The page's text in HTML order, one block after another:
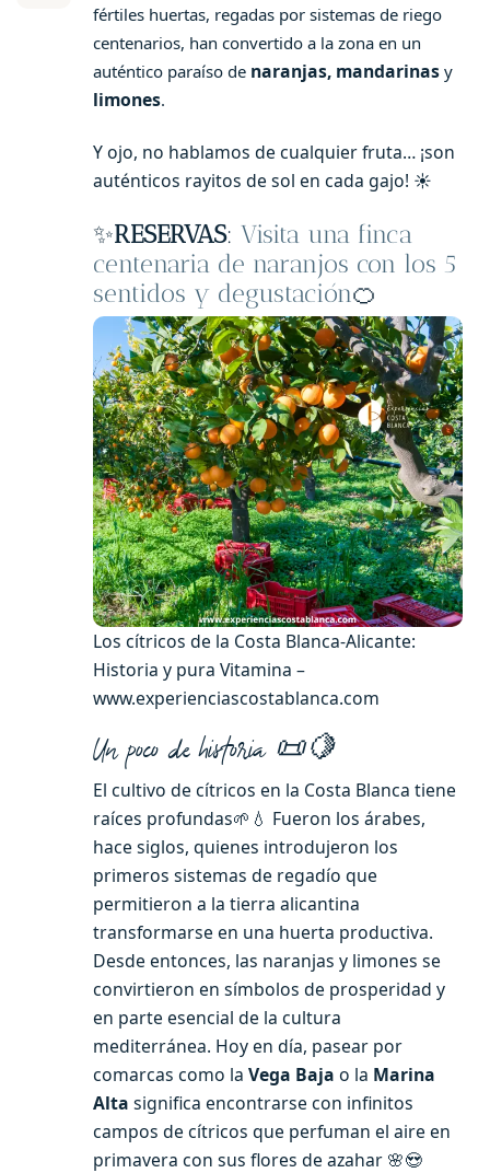
fértiles huertas, regadas por sistemas de riego
centenarios, han convertido a la zona en un
auténtico paraíso de naranjas, mandarinas y
limones.
Y ojo, no hablamos de cualquier fruta… ¡son
auténticos rayitos de sol en cada gajo! ☀️
✨RESERVAS: Visita una finca
centenaria de naranjos con los 5
sentidos y degustación🍊
Los cítricos de la Costa Blanca-Alicante:
Historia y pura Vitamina –
www.experienciascostablanca.com
Un poco de historia 📜🍋
El cultivo de cítricos en la Costa Blanca tiene
raíces profundas🌱💧 Fueron los árabes,
hace siglos, quienes introdujeron los
primeros sistemas de regadío que
permitieron a la tierra alicantina
transformarse en una huerta productiva.
Desde entonces, las naranjas y limones se
convirtieron en símbolos de prosperidad y
en parte esencial de la cultura
mediterránea. Hoy en día, pasear por
comarcas como la Vega Baja o la Marina
Alta significa encontrarse con infinitos
campos de cítricos que perfuman el aire en
primavera con sus flores de azahar 🌸😍